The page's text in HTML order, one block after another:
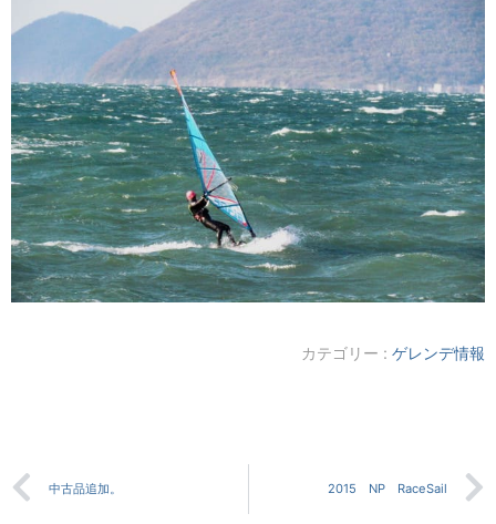
カテゴリー : ゲレンデ情報
中古品追加。 2015 NP RaceSail